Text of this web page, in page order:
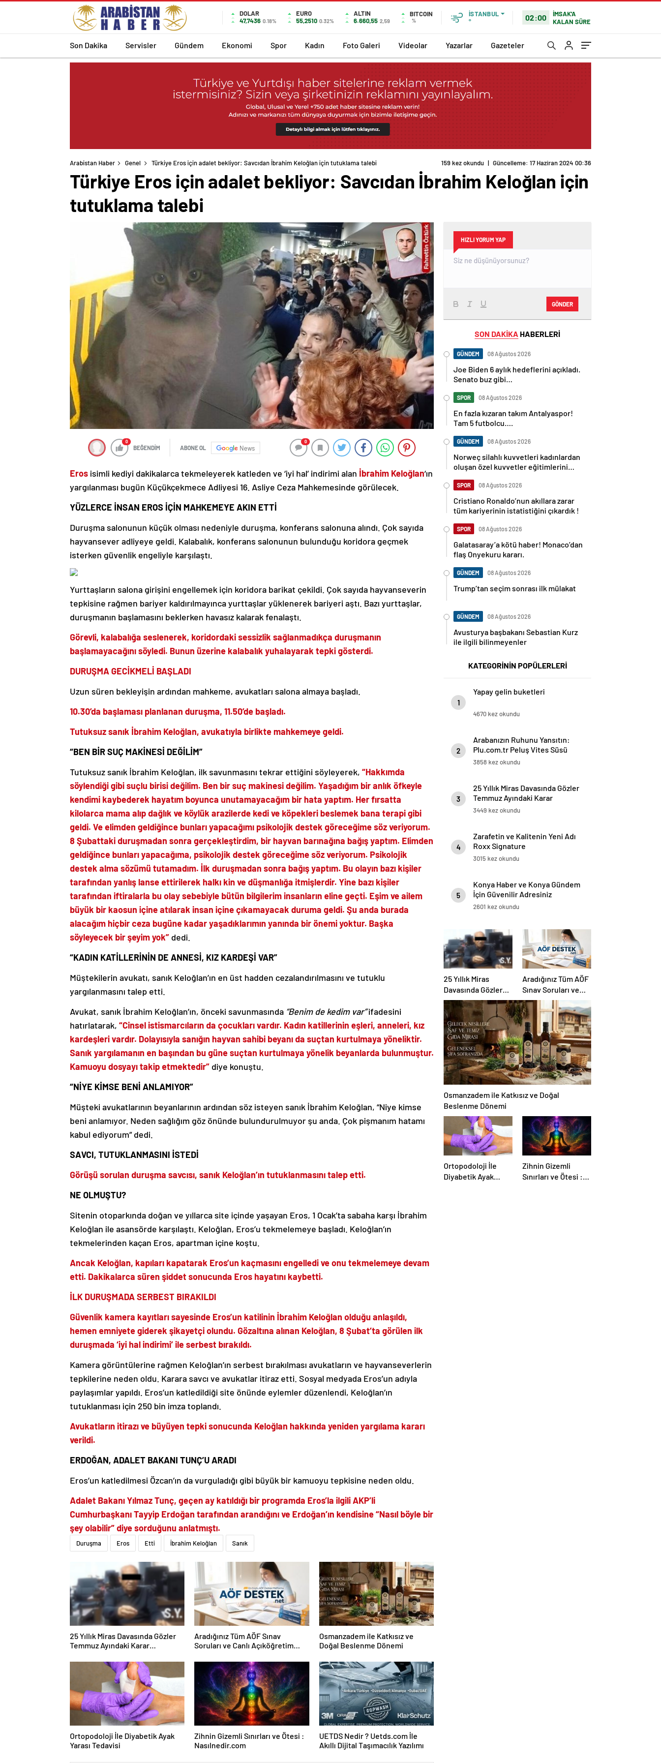
DOLAR
47,7436 0.18%
EURO
55,2510 0.32%
ALTIN
6.660,55 2,59
BITCOIN
%
İSTANBUL
°
02:00
İMSAK'A
KALAN SÜRE
Son Dakika Servisler Gündem Ekonomi Spor Kadın Foto Galeri Videolar Yazarlar Gazeteler
Arabistan Haber Genel Türkiye Eros için adalet bekliyor: Savcıdan İbrahim Keloğlan için tutuklama talebi
Türkiye Eros için adalet bekliyor: Savcıdan İbrahim Keloğlan için
tutuklama talebi
0
BEĞENDİM ABONE OL News
0
Eros isimli kediyi dakikalarca tekmeleyerek katleden ve ‘iyi hal’ indirimi alan İbrahim Keloğlan‘ın
yargılanması bugün Küçükçekmece Adliyesi 16. Asliye Ceza Mahkemesinde görülecek.
YÜZLERCE İNSAN EROS İÇİN MAHKEMEYE AKIN ETTİ
Duruşma salonunun küçük olması nedeniyle duruşma, konferans salonuna alındı. Çok sayıda
hayvansever adliyeye geldi. Kalabalık, konferans salonunun bulunduğu koridora geçmek
isterken güvenlik engeliyle karşılaştı.
Yurttaşların salona girişini engellemek için koridora barikat çekildi. Çok sayıda hayvanseverin
tepkisine rağmen bariyer kaldırılmayınca yurttaşlar yüklenerek bariyeri aştı. Bazı yurttaşlar,
duruşmanın başlamasını beklerken havasız kalarak fenalaştı.
Görevli, kalabalığa seslenerek, koridordaki sessizlik sağlanmadıkça duruşmanın
başlamayacağını söyledi. Bunun üzerine kalabalık yuhalayarak tepki gösterdi.
DURUŞMA GECİKMELİ BAŞLADI
Uzun süren bekleyişin ardından mahkeme, avukatları salona almaya başladı.
10.30’da başlaması planlanan duruşma, 11.50’de başladı.
Tutuksuz sanık İbrahim Keloğlan, avukatıyla birlikte mahkemeye geldi.
“BEN BİR SUÇ MAKİNESİ DEĞİLİM”
Tutuksuz sanık İbrahim Keloğlan, ilk savunmasını tekrar ettiğini söyleyerek, “Hakkımda
söylendiği gibi suçlu birisi değilim. Ben bir suç makinesi değilim. Yaşadığım bir anlık öfkeyle
kendimi kaybederek hayatım boyunca unutamayacağım bir hata yaptım. Her fırsatta
kilolarca mama alıp dağlık ve köylük arazilerde kedi ve köpekleri beslemek bana terapi gibi
geldi. Ve elimden geldiğince bunları yapacağımı psikolojik destek göreceğime söz veriyorum.
8 Şubattaki duruşmadan sonra gerçekleştirdim, bir hayvan barınağına bağış yaptım. Elimden
geldiğince bunları yapacağıma, psikolojik destek göreceğime söz veriyorum. Psikolojik
destek alma sözümü tutamadım. İlk duruşmadan sonra bağış yaptım. Bu olayın bazı kişiler
tarafından yanlış lanse ettirilerek halkı kin ve düşmanlığa itmişlerdir. Yine bazı kişiler
tarafından iftiralarla bu olay sebebiyle bütün bilgilerim insanların eline geçti. Eşim ve ailem
büyük bir kaosun içine atılarak insan içine çıkamayacak duruma geldi. Şu anda burada
alacağım hiçbir ceza bugüne kadar yaşadıklarımın yanında bir önemi yoktur. Başka
söyleyecek bir şeyim yok” dedi.
“KADIN KATİLLERİNİN DE ANNESİ, KIZ KARDEŞİ VAR”
Müştekilerin avukatı, sanık Keloğlan’ın en üst hadden cezalandırılmasını ve tutuklu
yargılanmasını talep etti.
Avukat, sanık İbrahim Keloğlan’ın, önceki savunmasında “Benim de kedim var”ifadesini
hatırlatarak, “Cinsel istismarcıların da çocukları vardır. Kadın katillerinin eşleri, anneleri, kız
kardeşleri vardır. Dolayısıyla sanığın hayvan sahibi beyanı da suçtan kurtulmaya yöneliktir.
Sanık yargılamanın en başından bu güne suçtan kurtulmaya yönelik beyanlarda bulunmuştur.
Kamuoyu dosyayı takip etmektedir” diye konuştu.
“NİYE KİMSE BENİ ANLAMIYOR”
Müşteki avukatlarının beyanlarının ardından söz isteyen sanık İbrahim Keloğlan, “Niye kimse
beni anlamıyor. Neden sağlığım göz önünde bulundurulmuyor şu anda. Çok pişmanım hatamı
kabul ediyorum” dedi.
SAVCI, TUTUKLANMASINI İSTEDİ
Görüşü sorulan duruşma savcısı, sanık Keloğlan’ın tutuklanmasını talep etti.
NE OLMUŞTU?
Sitenin otoparkında doğan ve yıllarca site içinde yaşayan Eros, 1 Ocak’ta sabaha karşı İbrahim
Keloğlan ile asansörde karşılaştı. Keloğlan, Eros’u tekmelemeye başladı. Keloğlan’ın
tekmelerinden kaçan Eros, apartman içine koştu.
Ancak Keloğlan, kapıları kapatarak Eros’un kaçmasını engelledi ve onu tekmelemeye devam
etti. Dakikalarca süren şiddet sonucunda Eros hayatını kaybetti.
İLK DURUŞMADA SERBEST BIRAKILDI
Güvenlik kamera kayıtları sayesinde Eros’un katilinin İbrahim Keloğlan olduğu anlaşıldı,
hemen emniyete giderek şikayetçi olundu. Gözaltına alınan Keloğlan, 8 Şubat’ta görülen ilk
duruşmada ‘iyi hal indirimi’ ile serbest bırakıldı.
Kamera görüntülerine rağmen Keloğlan’ın serbest bırakılması avukatların ve hayvanseverlerin
tepkilerine neden oldu. Karara savcı ve avukatlar itiraz etti. Sosyal medyada Eros’un adıyla
paylaşımlar yapıldı. Eros’un katledildiği site önünde eylemler düzenlendi, Keloğlan’ın
tutuklanması için 250 bin imza toplandı.
Avukatların itirazı ve büyüyen tepki sonucunda Keloğlan hakkında yeniden yargılama kararı
verildi.
ERDOĞAN, ADALET BAKANI TUNÇ’U ARADI
Eros’un katledilmesi Özcan’ın da vurguladığı gibi büyük bir kamuoyu tepkisine neden oldu.
Adalet Bakanı Yılmaz Tunç, geçen ay katıldığı bir programda Eros’la ilgili AKP’li
Cumhurbaşkanı Tayyip Erdoğan tarafından arandığını ve Erdoğan’ın kendisine “Nasıl böyle bir
şey olabilir” diye sorduğunu anlatmıştı.
Duruşma Eros Etti İbrahim Keloğlan Sanık
25 Yıllık Miras Davasında Gözler
Temmuz Ayındaki Karar
Aradığınız Tüm AÖF Sınav
Soruları ve Canlı Açıköğretim
Osmanzadem ile Katkısız ve
Doğal Beslenme Dönemi
Ortopodoloji İle Diyabetik Ayak
Yarası Tedavisi
Zihnin Gizemli Sınırları ve Ötesi :
Nasılnedir.com
UETDS Nedir ? Uetds.com İle
Akıllı Dijital Taşımacılık Yazılımı
HIZLI YORUM YAP
GÖNDER
SON DAKİKA HABERLERİ
GÜNDEM 08 Ağustos 2026
Joe Biden 6 aylık hedeflerini açıkladı.
Senato buz gibi…
SPOR 08 Ağustos 2026
En fazla kızaran takım Antalyaspor!
Tam 5 futbolcu….
GÜNDEM 08 Ağustos 2026
Norweç silahlı kuvvetleri kadınlardan
oluşan özel kuvvetler eğitimlerini
SPOR 08 Ağustos 2026
Cristiano Ronaldo’nun akıllara zarar
tüm kariyerinin istatistiğini çıkardık !
SPOR 08 Ağustos 2026
Galatasaray’a kötü haber! Monaco’dan
flaş Onyekuru kararı.
GÜNDEM 08 Ağustos 2026
Trump’tan seçim sonrası ilk mülakat
GÜNDEM 08 Ağustos 2026
Avusturya başbakanı Sebastian Kurz
ile ilgili bilinmeyenler
KATEGORİNİN POPÜLERLERİ
1
Yapay gelin buketleri
4670 kez okundu
2
Arabanızın Ruhunu Yansıtın:
Plu.com.tr Peluş Vites Süsü
Modelleri
3858 kez okundu
3
25 Yıllık Miras Davasında Gözler
Temmuz Ayındaki Karar
Duruşmasına Çevrildi
3449 kez okundu
4
Zarafetin ve Kalitenin Yeni Adı
Roxx Signature
3015 kez okundu
5
Konya Haber ve Konya Gündem
İçin Güvenilir Adresiniz
2601 kez okundu
25 Yıllık Miras
Davasında Gözler
Temmuz Ayındaki
Karar Duruşmasına
Çevrildi
Aradığınız Tüm AÖF
Sınav Soruları ve
Canlı Açıköğretim
Forumu Burada
Osmanzadem ile Katkısız ve Doğal
Beslenme Dönemi
Ortopodoloji İle
Diyabetik Ayak
Zihnin Gizemli
Sınırları ve Ötesi :